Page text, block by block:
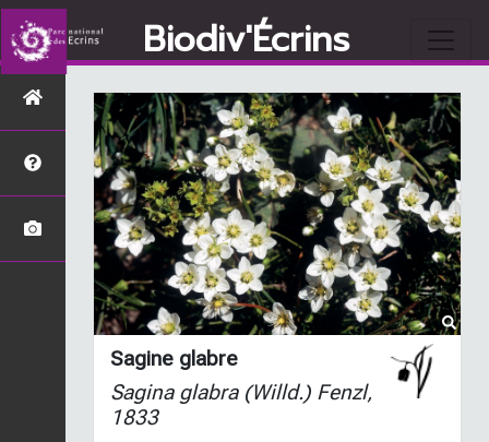
Biodiv'Écrins
Sagine glabre
Sagina glabra(Willd.) Fenzl,
1833